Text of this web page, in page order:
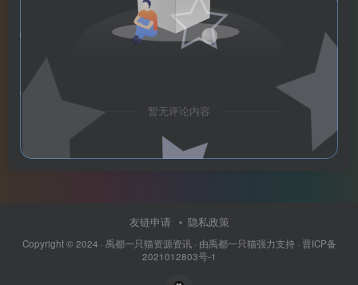
暂无评论内容
友链申请 隐私政策
Copyright © 2024 · 禹都一只猫资源资讯· 由禹都一只猫强力支持 · 晋ICP备
2021012803号-1